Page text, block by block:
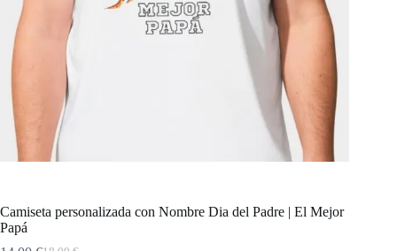
Camiseta personalizada con Nombre Dia del Padre | El Mejor
Papá